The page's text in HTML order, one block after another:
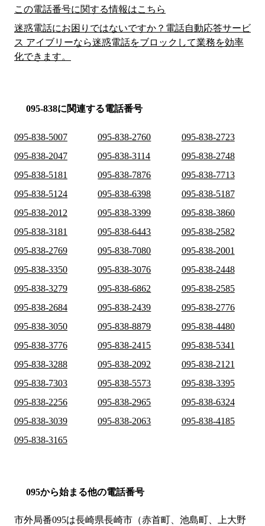
この電話番号に関する情報はこちら
迷惑電話にお困りではないですか？電話自動応答サービ
ス アイブリーなら迷惑電話をブロックして業務を効率
化できます。
095-838に関連する電話番号
095-838-5007 095-838-2760
095-838-2723
095-838-2047
095-838-3114
095-838-2748
095-838-5181
095-838-7876
095-838-7713
095-838-5124
095-838-6398
095-838-5187
095-838-2012
095-838-3399
095-838-3860
095-838-3181
095-838-6443
095-838-2582
095-838-2769
095-838-7080
095-838-2001
095-838-3350
095-838-3076
095-838-2448
095-838-3279
095-838-6862
095-838-2585
095-838-2684
095-838-2439
095-838-2776
095-838-3050
095-838-8879
095-838-4480
095-838-3776
095-838-2415
095-838-5341
095-838-3288
095-838-2092
095-838-2121
095-838-7303
095-838-5573
095-838-3395
095-838-2256
095-838-2965
095-838-6324
095-838-3039
095-838-2063
095-838-4185
095-838-3165
095から始まる他の電話番号
市外局番095は長崎県長崎市（赤首町、池島町、上大野